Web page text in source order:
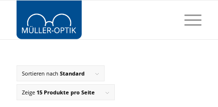
Sortieren nach Standard
Zeige 15 Produkte pro Seite